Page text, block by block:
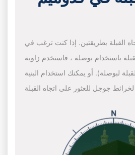
القبلة بطريقتين. إذا كنت ترغب في
باستخدام بوصلة ، فاستخدم زاوية
لبوصلة). أو يمكنك استخدام البنية